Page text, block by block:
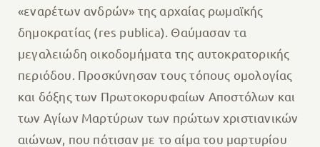
«εναρέτων ανδρών» της αρχαίας ρωμαϊκής
δημοκρατίας (res publica). Θαύμασαν τα
μεγαλειώδη οικοδομήματα της αυτοκρατορικής
περιόδου. Προσκύνησαν τους τόπους ομολογίας
και δόξης των Πρωτοκορυφαίων Αποστόλων και
των Αγίων Μαρτύρων των πρώτων χριστιανικών
αιώνων, που πότισαν με το αίμα του μαρτυρίου